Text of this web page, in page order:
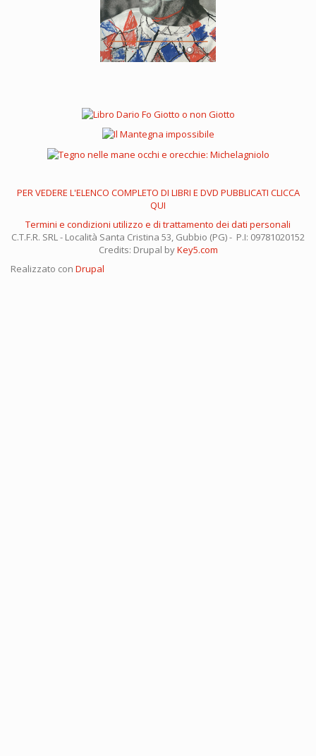
PER VEDERE L'ELENCO COMPLETO DI LIBRI E DVD PUBBLICATI CLICCA
QUI
Termini e condizioni utilizzo e di trattamento dei dati personali
C.T.F.R. SRL - Località Santa Cristina 53, Gubbio (PG) - P.I: 09781020152
Credits: Drupal byKey5.com
Realizzato con Drupal